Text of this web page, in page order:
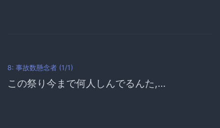
8: 事故数懸念者 (1/1)
この祭り今まで何人しんでるんた,…